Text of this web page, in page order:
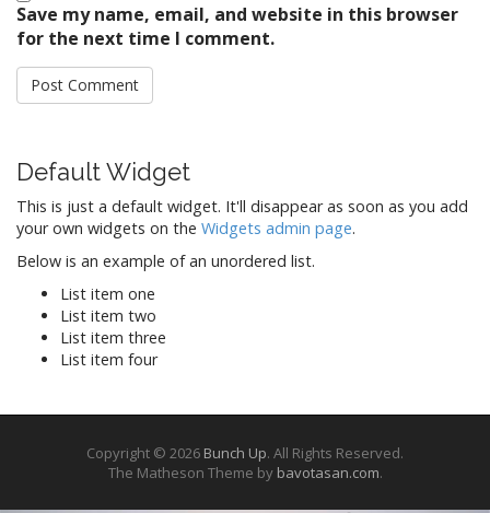
Save my name, email, and website in this browser
for the next time I comment.
Default Widget
This is just a default widget. It'll disappear as soon as you add
your own widgets on the Widgets admin page.
Below is an example of an unordered list.
List item one
List item two
List item three
List item four
Copyright © 2026 Bunch Up. All Rights Reserved.
The Matheson Theme by bavotasan.com.